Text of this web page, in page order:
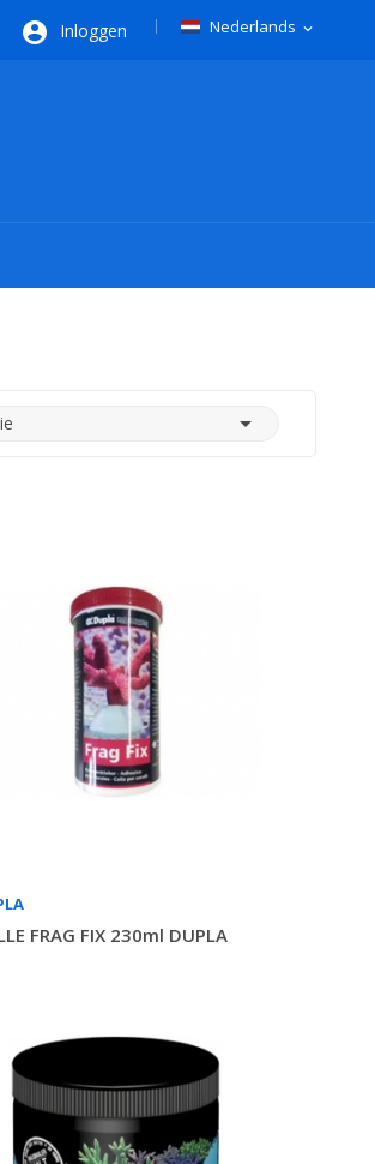
Nederlands expand_more
 Inloggen

FRAG FIX 230ml DUPLA